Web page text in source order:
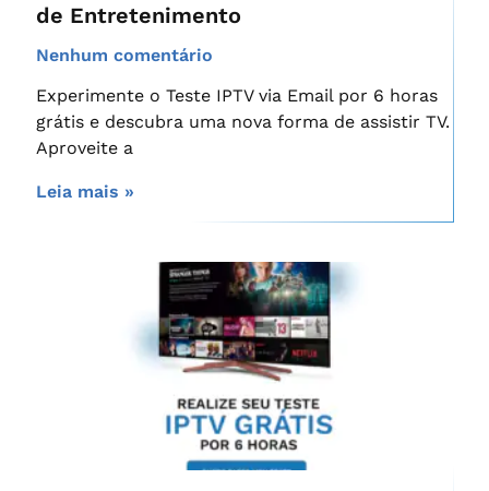
de Entretenimento
Nenhum comentário
Experimente o Teste IPTV via Email por 6 horas
grátis e descubra uma nova forma de assistir TV.
Aproveite a
Leia mais »